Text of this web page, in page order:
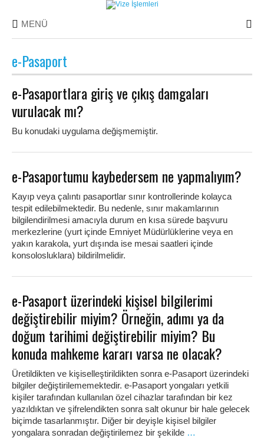
MENÜ
e-Pasaport
e-Pasaportlara giriş ve çıkış damgaları
vurulacak mı?
Bu konudaki uygulama değişmemiştir.
e-Pasaportumu kaybedersem ne yapmalıyım?
Kayıp veya çalıntı pasaportlar sınır kontrollerinde kolayca
tespit edilebilmektedir. Bu nedenle, sınır makamlarının
bilgilendirilmesi amacıyla durum en kısa sürede başvuru
merkezlerine (yurt içinde Emniyet Müdürlüklerine veya en
yakın karakola, yurt dışında ise mesai saatleri içinde
konsolosluklara) bildirilmelidir.
e-Pasaport üzerindeki kişisel bilgilerimi
değiştirebilir miyim? Örneğin, adımı ya da
doğum tarihimi değiştirebilir miyim? Bu
konuda mahkeme kararı varsa ne olacak?
Üretildikten ve kişiselleştirildikten sonra e-Pasaport üzerindeki
bilgiler değiştirilememektedir. e-Pasaport yongaları yetkili
kişiler tarafından kullanılan özel cihazlar tarafından bir kez
yazıldıktan ve şifrelendikten sonra salt okunur bir hale gelecek
biçimde tasarlanmıştır. Diğer bir deyişle kişisel bilgiler
yongalara sonradan değiştirilemez bir şekilde …